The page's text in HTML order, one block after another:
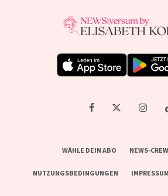
WÄHLE DEIN ABO NEWS-
NUTZUNGSBEDINGUNGEN IMPRESSUM